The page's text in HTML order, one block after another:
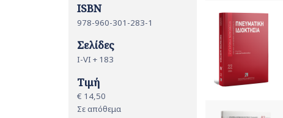
ISBN
978-960-301-283-1
Σελίδες
I-VI + 183
Τιμή
€ 14,50
Σε απόθεμα